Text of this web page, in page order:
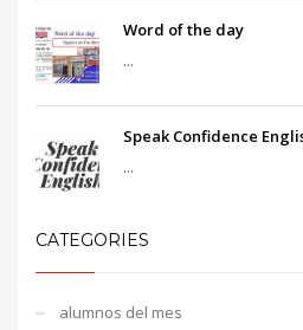
Word of the day
...
Speak Confidence
...
CATEGORIES
alumnos del mes